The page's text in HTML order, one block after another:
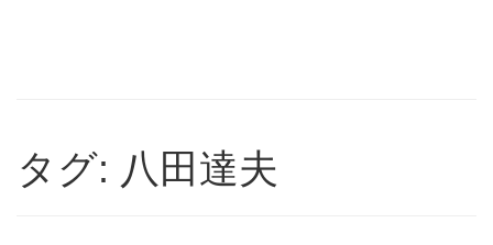
タグ: 八田達夫